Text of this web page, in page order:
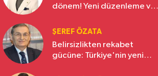
dönem! Yeni düzenleme ve
ŞEREF ÖZATA
Belirsizlikten rekabet
gücüne: Türkiye'nin yeni